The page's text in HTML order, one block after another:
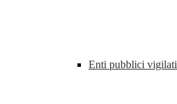
Enti pubblici vigilati